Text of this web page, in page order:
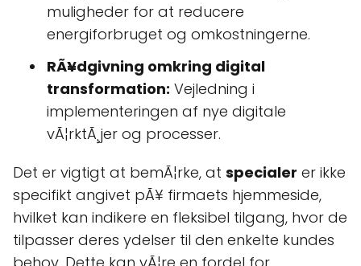
muligheder for at reducere
energiforbruget og omkostningerne.
RÃ¥dgivning omkring digital
transformation: Vejledning i
implementeringen af nye digitale
vÃ¦rktÃ¸jer og processer.
Det er vigtigt at bemÃ¦rke, at specialer er ikke
specifikt angivet pÃ¥ firmaets hjemmeside,
hvilket kan indikere en fleksibel tilgang, hvor de
tilpasser deres ydelser til den enkelte kundes